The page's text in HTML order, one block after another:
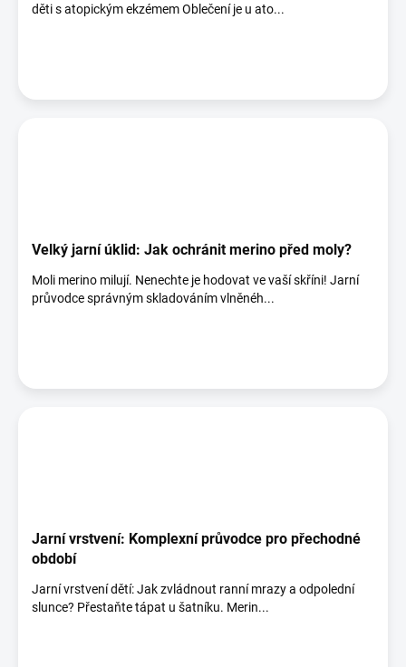
děti s atopickým ekzémem Oblečení je u ato...
Velký jarní úklid: Jak ochránit merino před moly?
Moli merino milují. Nenechte je hodovat ve vaší skříni! Jarní
průvodce správným skladováním vlněnéh...
Jarní vrstvení: Komplexní průvodce pro přechodné
období
Jarní vrstvení dětí: Jak zvládnout ranní mrazy a odpolední
slunce? Přestaňte tápat u šatníku. Merin...